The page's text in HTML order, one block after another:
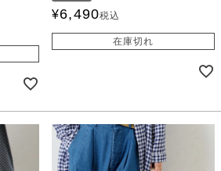
¥6,490税込
在庫切れ